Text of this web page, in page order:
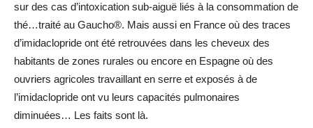
sur des cas d’intoxication sub-aiguë liés à la consommation de
thé…traité au Gaucho®. Mais aussi en France où des traces
d’imidaclopride ont été retrouvées dans les cheveux des
habitants de zones rurales ou encore en Espagne où des
ouvriers agricoles travaillant en serre et exposés à de
l’imidaclopride ont vu leurs capacités pulmonaires
diminuées… Les faits sont là.